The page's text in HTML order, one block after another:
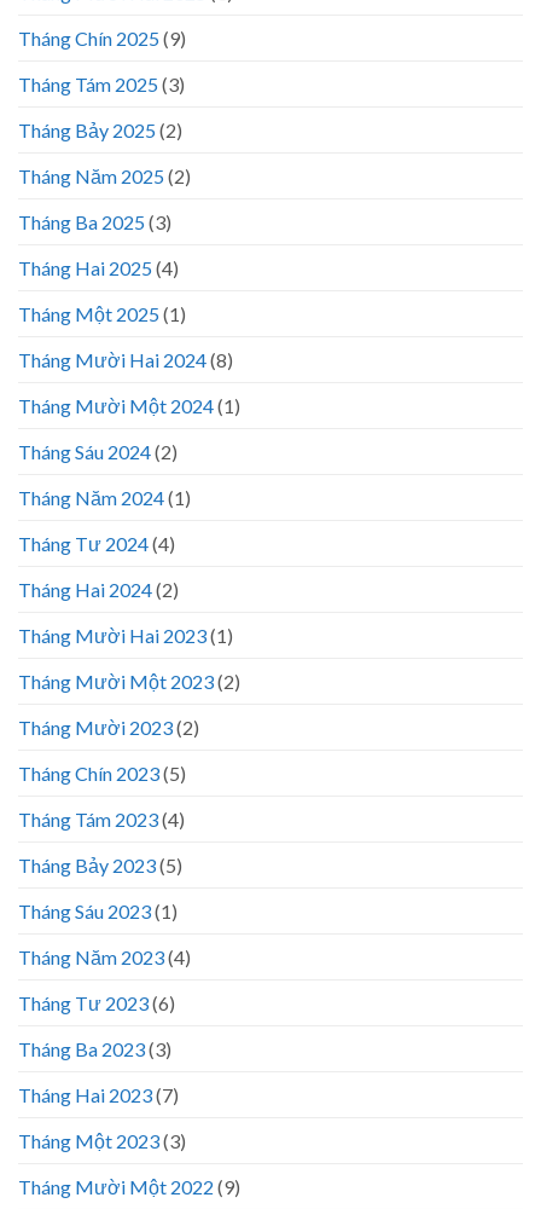
Tháng Chín 2025(9)
Tháng Tám 2025(3)
Tháng Bảy 2025(2)
Tháng Năm 2025(2)
Tháng Ba 2025(3)
Tháng Hai 2025(4)
Tháng Một 2025(1)
Tháng Mười Hai 2024(8)
Tháng Mười Một 2024(1)
Tháng Sáu 2024(2)
Tháng Năm 2024(1)
Tháng Tư 2024(4)
Tháng Hai 2024(2)
Tháng Mười Hai 2023(1)
Tháng Mười Một 2023(2)
Tháng Mười 2023(2)
Tháng Chín 2023(5)
Tháng Tám 2023(4)
Tháng Bảy 2023(5)
Tháng Sáu 2023(1)
Tháng Năm 2023(4)
Tháng Tư 2023(6)
Tháng Ba 2023(3)
Tháng Hai 2023(7)
Tháng Một 2023(3)
Tháng Mười Một 2022 (9)